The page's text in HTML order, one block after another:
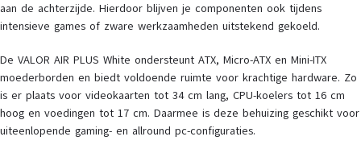
aan de achterzijde. Hierdoor blijven je componenten ook tijdens
intensieve games of zware werkzaamheden uitstekend gekoeld.
De VALOR AIR PLUS White ondersteunt ATX, Micro-ATX en Mini-ITX
moederborden en biedt voldoende ruimte voor krachtige hardware. Zo
is er plaats voor videokaarten tot 34 cm lang, CPU-koelers tot 16 cm
hoog en voedingen tot 17 cm. Daarmee is deze behuizing geschikt voor
uiteenlopende gaming- en allround pc-configuraties.